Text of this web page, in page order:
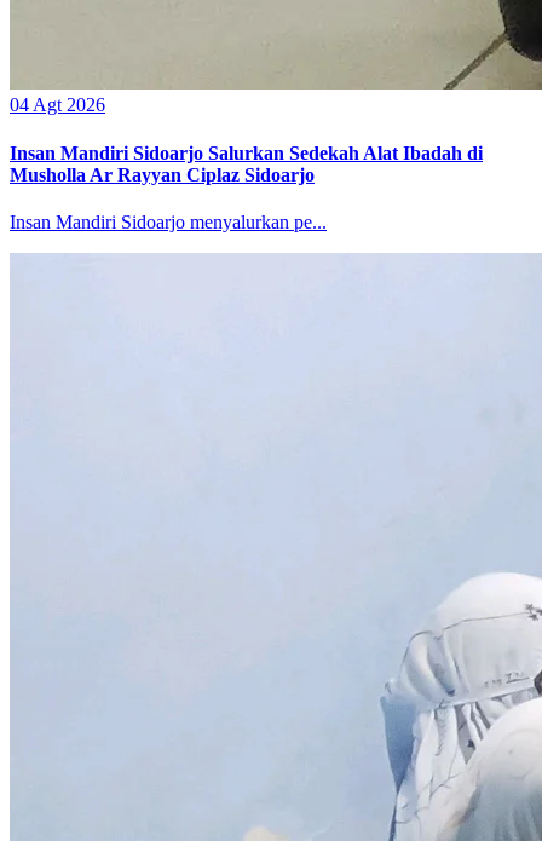
04 Agt 2026
Insan Mandiri Sidoarjo Salurkan Sedekah Alat Ibadah di
Musholla Ar Rayyan Ciplaz Sidoarjo
Insan Mandiri Sidoarjo menyalurkan pe...